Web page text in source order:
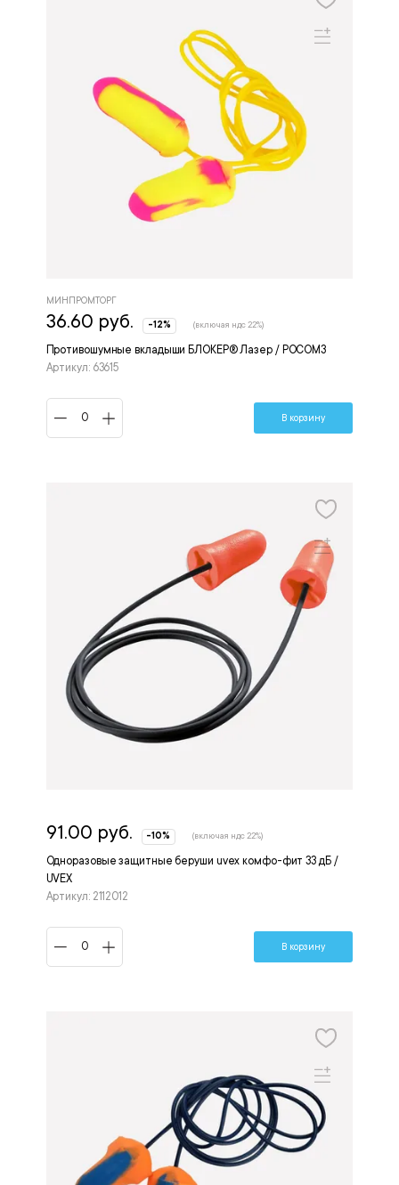
Противошумные вкладыши БЛОКЕР® Лазер / РОСОМЗ
Артикул: 63615
МИНПРОМТОРГ
36.60 руб. -12% (включая ндс 22%)
В корзину
Одноразовые защитные беруши uvex комфо-фит 33 дБ /
UVEX
Артикул: 2112012
91.00 руб. -10% (включая ндс 22%)
В корзину